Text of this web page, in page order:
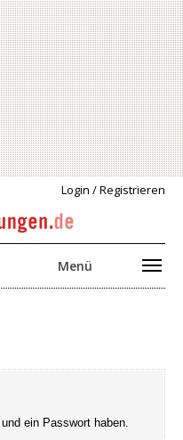
Login / Registrieren
Menü
ein Passwort haben.